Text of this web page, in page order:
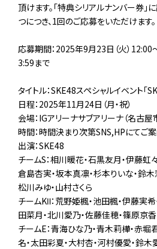
頂けます。「特典シリアルナンバー券」
つにつき、1回のご応募をいただけます。
応募期間：2025年9月23日（火）12:00
3:59まで
タイトル：SKE48スペシャルイベント「
日程：2025年11月24日（月・祝）
会場：IGアリーナサブアリーナ（名古
時間：時間決まり次第SNS,HPにてご案
出演：SKE48
チームS：相川暖花・石黒友月・伊藤虹
倉島杏実・坂本真凛・杉本りいな・鈴木
松川みゆ・山村さくら
チームKⅡ：荒野姫楓・池田楓・伊藤実
田菜月・北川愛乃・佐藤佳穂・篠原京
チームE：青海ひな乃・青木莉樺・赤堀
名・太田彩夏・大村杏・河村優愛・鈴木